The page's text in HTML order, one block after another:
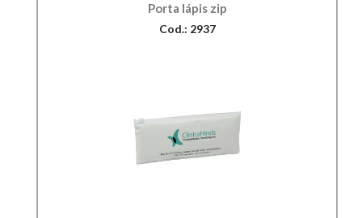
Porta lápis zip
Cod.: 2937